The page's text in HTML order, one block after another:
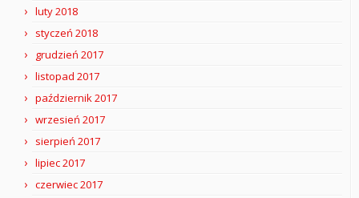
luty 2018
styczeń 2018
grudzień 2017
listopad 2017
październik 2017
wrzesień 2017
sierpień 2017
lipiec 2017
czerwiec 2017